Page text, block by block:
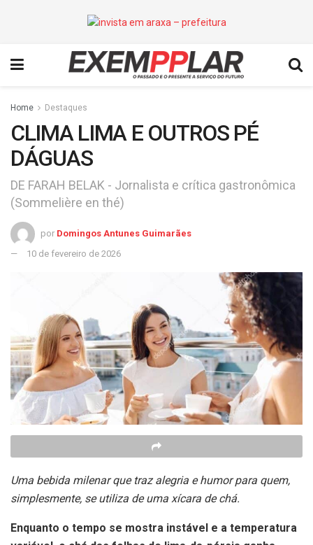
Home Destaques
CLIMA LIMA E OUTROS PÉ
DÁGUAS
DE FARAH BELAK - Jornalista e crítica gastronômica
(Sommelière en thé)
por Domingos Antunes Guimarães
10 de fevereiro de 2026
Uma bebida milenar que traz alegria e humor para quem,
simplesmente, se utiliza de uma xícara de chá.
Enquanto o tempo se mostra instável e a temperatura